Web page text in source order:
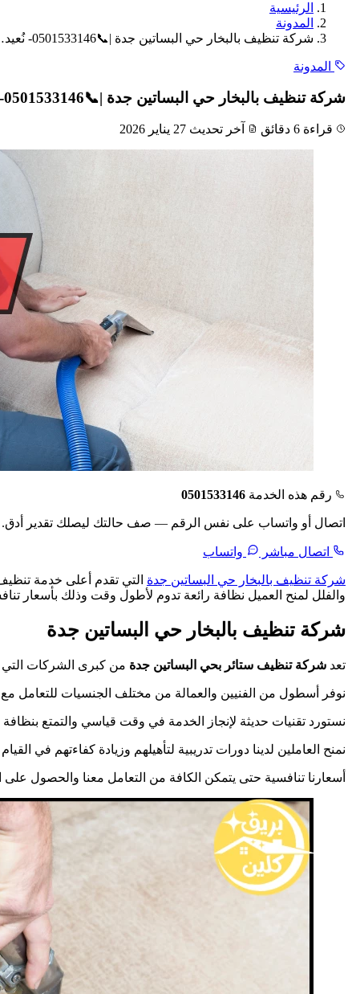
الرئيسية
المدونة
شركة تنظيف بالبخار حي البساتين جدة |📞0501533146- نُعيد…
المدونة
شركة تنظيف بالبخار حي البساتين جدة |📞0501533146- نُعيد نضارة كنبك
قراءة 6 دقائق آخر تحديث 27 يناير 2026
رقم هذه الخدمة 0501533146
اتصال أو واتساب على نفس الرقم — صف حالتك ليصلك تقدير أدق.
اتصال مباشر واتساب
شركة تنظيف بالبخار حي البساتين جدة التي تقدم أعلى خدمة
والفلل لمنح العميل نظافة رائعة تدوم لأطول وقت وذلك بأسعار
شركة تنظيف بالبخار حي البساتين جدة
تعد شركة تنظيف ستائر بحي البساتين جدة من كبرى الشركات التي
نوفر أسطول من الفنيين والعمالة من مختلف الجنسيات للتعامل مع
نستورد تقنيات حديثة لإنجاز الخدمة في وقت قياسي والتمتع بنظافة
نمنح العاملين لدينا دورات تدريبية لتأهيلهم وزيادة كفاءتهم في
أسعارنا تنافسية حتى يتمكن الكافة من التعامل معنا والحصول